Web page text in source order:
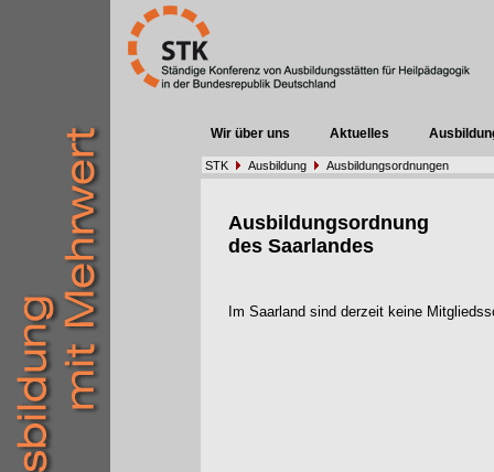
Wir über uns Aktuelles
STK Ausbildung Ausbildungsordnungen
Ausbildungsordnung
des Saarlandes
Im Saarland sind derzeit keine